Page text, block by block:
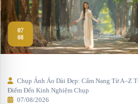
07
08
Chụp Ảnh Áo Dài Đẹp: Cẩm Nang Từ A–Z
Điểm Đến Kinh Nghiệm Chụp
07/08/2026